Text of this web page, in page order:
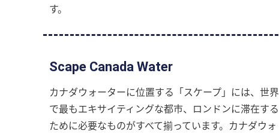
す。
Scape Canada Water
カナダウォーターに位置する「スケープ」には、世界
で最もエキサイティングな都市、ロンドンに滞在する
ために必要なものがすべて揃っています。カナダウォ